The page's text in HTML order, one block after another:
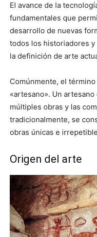
El avance de la
fundamentales que
desarrollo de nuevas
todos los historiadores
la definición de arte
Comúnmente, el
«artesano». Un
múltiples obras y las
tradicionalmente, se
obras únicas e
Origen del arte